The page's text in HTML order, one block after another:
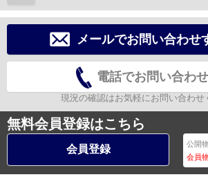
メールでお問い合わせ
電話でお問い合わ
現況の確認はお気軽にお問い合わせ
無料会員登録はこちら
会員登録 公開
会員